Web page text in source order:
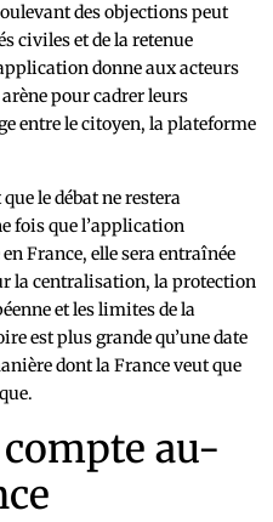
des objections peut
civiles et de la retenue
donne aux acteurs
pour cadrer leurs
entre le citoyen, la plateforme
le débat ne restera
fois que l’application
France, elle sera entraînée
la centralisation, la protection
et les limites de la
est plus grande qu’une date
dont la France veut que
au-